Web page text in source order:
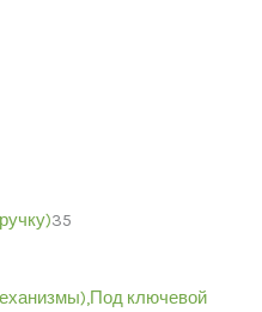
35
ключевой